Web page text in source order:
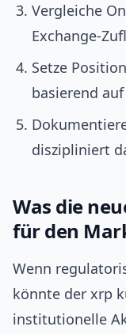
Vergleiche
Setze
basierend
diszipliniert
Was die
für den
Wenn
könnte der xrp
institutionelle